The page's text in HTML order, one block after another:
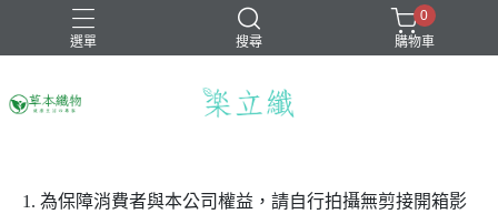
選單 搜尋
0
購物車
1. 為保障消費者與本公司權益，請自行拍攝無剪接開箱影